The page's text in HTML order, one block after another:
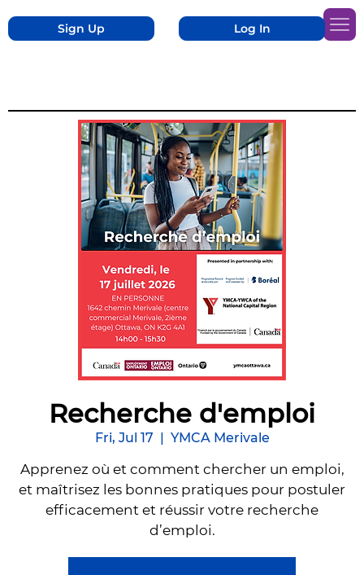
Sign Up Log In
Recherche d'emploi
Fri, Jul 17 YMCA Merivale
Apprenez où et comment chercher un emploi,
et maîtrisez les bonnes pratiques pour postuler
efficacement et réussir votre recherche
d’emploi.